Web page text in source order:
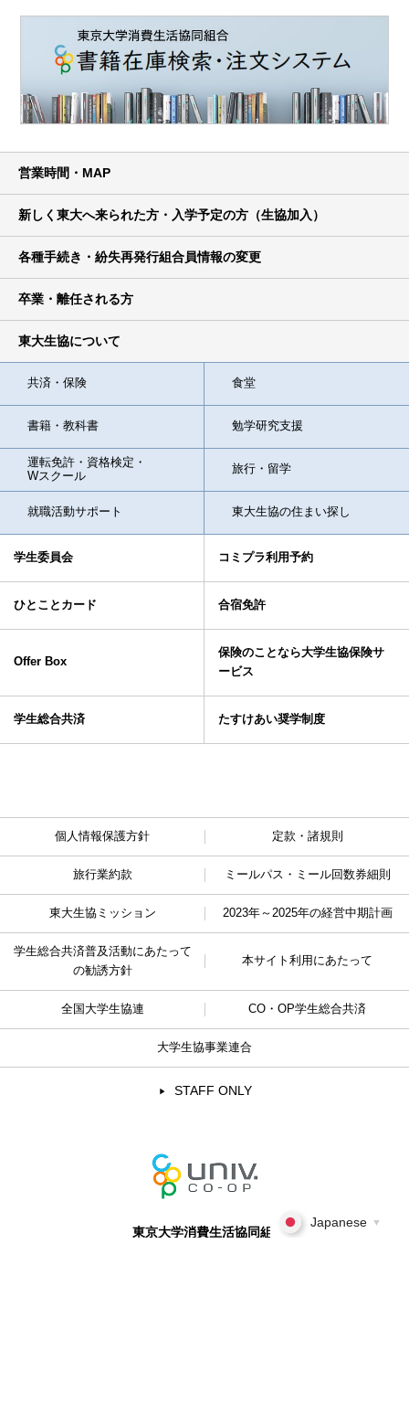
営業時間・MAP
新しく東大へ来られた方・ 入学予定の方（生協加入）
各種手続き・紛失再発行組合員情報の変更
卒業・離任される方
東大生協について
共済・保険 食堂
書籍・教科書 勉学研究支援
運転免許・資格検定・
Wスクール
旅行・留学
就職活動サポート 東大生協の住まい探し
学生委員会 コミプラ利用予約
ひとことカード 合宿免許
Offer Box
保険のことなら大学生協保険サ
ービス
学生総合共済 たすけあい奨学制度
個人情報保護方針 定款・諸規則
旅行業約款 ミールパス・ミール回数券細則
東大生協ミッション 2023年～2025年の経営中期計画
学生総合共済普及活動にあたって
の勧誘方針
本サイト利用にあたって
全国大学生協連 CO・OP学生総合共済
大学生協事業連合
STAFF ONLY
東京大学消費生活協同組合
Japanese ▼